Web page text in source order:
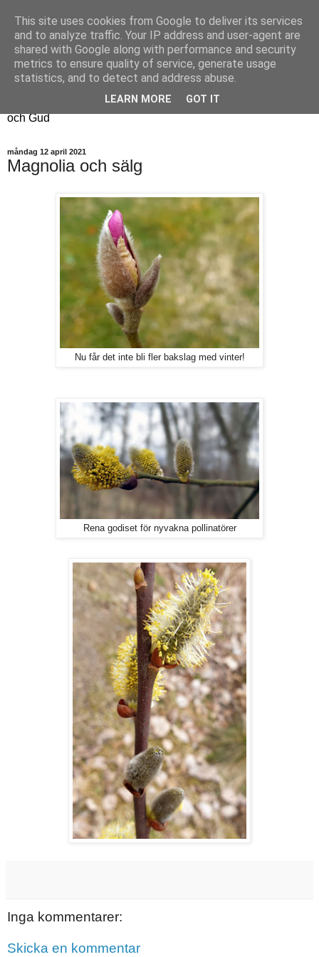
Fyren
Fyren finns för att sprida ljus i mörkret
För att påminna om guldkanterna i tillvaron
Här samsas jakt, hantverk, odling, och andra tankar om livet
och Gud
måndag 12 april 2021
Magnolia och sälg
Nu får det inte bli fler bakslag med vinter!
Rena godiset för nyvakna pollinatörer
Inga kommentarer:
Skicka en kommentar
This site uses cookies from Google to deliver its services
and to analyze traffic. Your IP address and user-agent are
shared with Google along with performance and security
metrics to ensure quality of service, generate usage
statistics, and to detect and address abuse.
LEARN MORE GOT IT